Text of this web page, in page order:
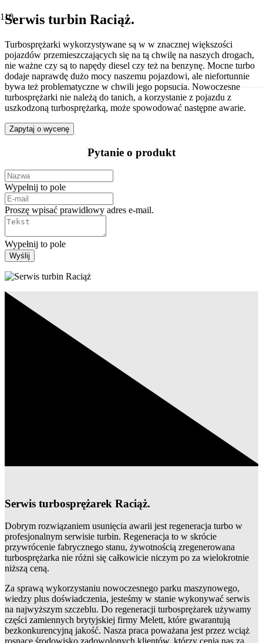
Serwis turbin Raciąż.
Turbosprężarki wykorzystywane są w w znacznej większości
pojazdów przemieszczających się na tą chwilę na naszych drogach,
nie ważne czy są to napędy diesel czy też na benzynę. Mocne turbo
dodaje naprawdę dużo mocy naszemu pojazdowi, ale niefortunnie
bywa też problematyczne w chwili jego popsucia. Nowoczesne
turbosprężarki nie należą do tanich, a korzystanie z pojazdu z
uszkodzoną turbosprężarką, może spowodować następne awarie.
Zapytaj o wycenę
Pytanie o produkt
Wypełnij to pole
Proszę wpisać prawidłowy adres e-mail.
Wypełnij to pole
Wyślij
Serwis turbosprężarek Raciąż.
Dobrym rozwiązaniem usunięcia awarii jest regeneracja turbo w
profesjonalnym serwisie turbin. Regeneracja to w skrócie
przywrócenie fabrycznego stanu, żywotnością zregenerowana
turbosprężarka nie różni się całkowicie niczym po za wielokrotnie
niższą ceną.
Za sprawą wykorzystaniu nowoczesnego parku maszynowego,
wiedzy plus doświadczenia, jesteśmy w stanie wykonywać serwis
na najwyższym szczeblu. Do regeneracji turbosprężarek używamy
części zamiennych brytyjskiej firmy Melett, które gwarantują
bezkonkurencyjną jakość. Nasza praca poważana jest przez wciąż